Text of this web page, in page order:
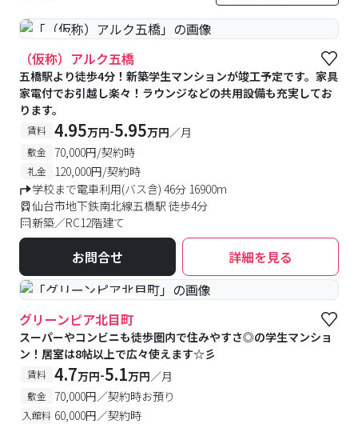
#新築
（仮称）アルク五橋
五橋駅より徒歩4分！新築学生マンションが竣工予定です。家具
家電付でお引越し楽々！ラウンジなどの共用設備も充実してお
ります。
賃料 4.95万円-5.95万円／月
敷金 70,000円/契約時
礼金
120,000円/契約時
学校まで電車利用(バス含) 46分 16900m
仙台市地下鉄南北線五橋駅 徒歩4分
新築／RC12階建て
お問合せ 詳細を見る
#予約受付中 #空室待ち
グリーンピア北目町
スーパーやコンビニも徒歩圏内で住みやすさ◎の学生マンショ
ン！居室は8帖以上で広々使えます☆彡
賃料 4.7万円-5.1万円／月
敷金 70,000円／契約時お預り
入館料 60,000円／契約時